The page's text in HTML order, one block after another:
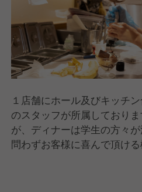
１店舗にホール及びキッチ
のスタッフが所属しており
が、ディナーは学生の方々
問わずお客様に喜んで頂け